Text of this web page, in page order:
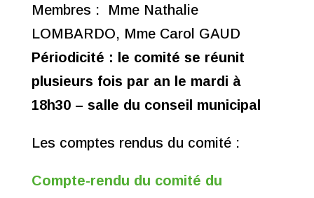
Membres : Mme Nathalie
LOMBARDO, Mme Carol GAUD
Périodicité : le comité se réunit
plusieurs fois par an le mardi à
18h30 – salle du conseil municipal
Les comptes rendus du comité :
Compte-rendu du comité du